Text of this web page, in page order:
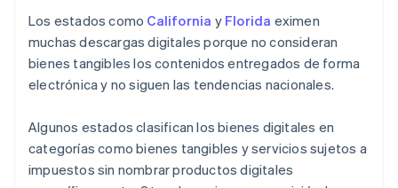
Los estados como California y Florida eximen
muchas descargas digitales porque no consideran
bienes tangibles los contenidos entregados de forma
electrónica y no siguen las tendencias nacionales.
Algunos estados clasifican los bienes digitales en
categorías como bienes tangibles y servicios sujetos a
impuestos sin nombrar productos digitales